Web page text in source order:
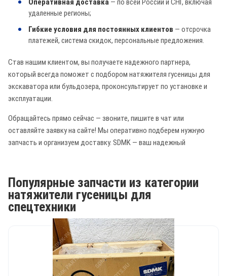
Оперативная доставка — по всей России и СНГ, включая
удаленные регионы;
Гибкие условия для постоянных клиентов — отсрочка
платежей, система скидок, персональные предложения.
Став нашим клиентом, вы получаете надежного партнера,
который всегда поможет с подбором натяжителя гусеницы для
экскаватора или бульдозера, проконсультирует по установке и
эксплуатации.
Обращайтесь прямо сейчас — звоните, пишите в чат или
оставляйте заявку на сайте! Мы оперативно подберем нужную
запчасть и организуем доставку. SDMK — ваш надежный
Популярные запчасти из категории
натяжители гусеницы для
спецтехники